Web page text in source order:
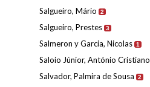
Salgueiro, Mário 2
Salgueiro, Prestes 3
Salmeron y Garcia, Nicolas 1
Saloio Júnior, António Cristiano
Salvador, Palmira de Sousa 2